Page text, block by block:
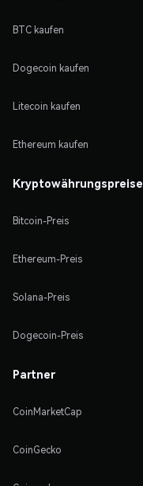
BTC kaufen
Dogecoin kaufen
Litecoin kaufen
Ethereum kaufen
Kryptowährungspreise
Bitcoin-Preis
Ethereum-Preis
Solana-Preis
Dogecoin-Preis
Partner
CoinMarketCap
CoinGecko